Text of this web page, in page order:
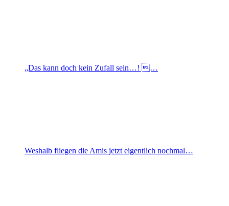
„Das kann doch kein Zufall sein…! …
Weshalb fliegen die Amis jetzt eigentlich nochmal…